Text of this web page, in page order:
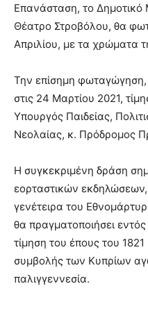
Επανάσταση, το Δημοτικό
Θέατρο Στροβόλου, θα
Απριλίου, με τα χρώματα
Την επίσημη
στις 24 Μαρτίου 2021,
Υπουργός Παιδείας,
Νεολαίας, κ. Πρόδρομος
Η συγκεκριμένη δράση
εορταστικών
γενέτειρα του
θα πραγματοποιήσει
τίμηση του έπους του
συμβολής των Κυπρίων
παλιγγεννεσία.